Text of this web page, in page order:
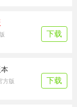
下载
方版 下载